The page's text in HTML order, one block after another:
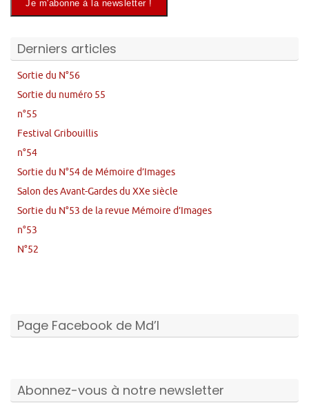
Derniers articles
Sortie du N°56
Sortie du numéro 55
n°55
Festival Gribouillis
n°54
Sortie du N°54 de Mémoire d’Images
Salon des Avant-Gardes du XXe siècle
Sortie du N°53 de la revue Mémoire d’Images
n°53
N°52
Page Facebook de Md’I
Abonnez-vous à notre newsletter